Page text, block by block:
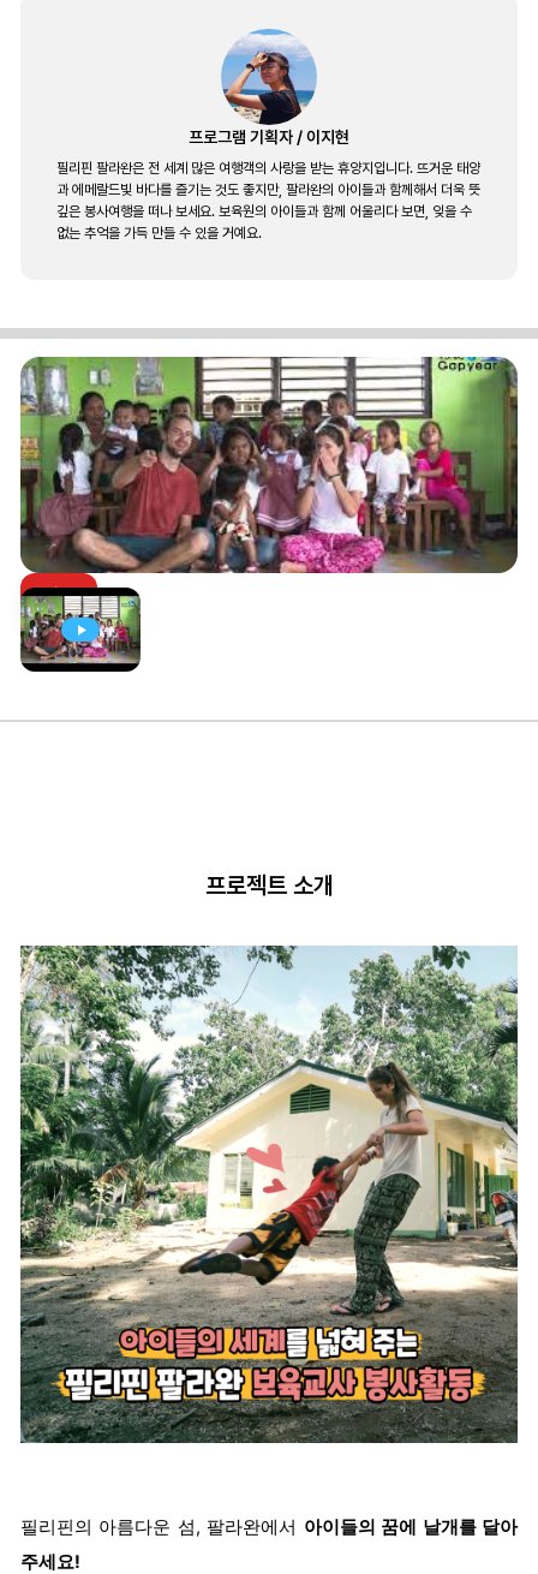
프로그램 기획자 /이지현
필리핀 팔라완은 전 세계 많은 여행객의 사랑을 받는 휴양지입니다. 뜨거운 태양
과 에메랄드빛 바다를 즐기는 것도 좋지만, 팔라완의 아이들과 함께해서 더욱 뜻
깊은 봉사여행을 떠나 보세요. 보육원의 아이들과 함께 어울리다 보면, 잊을 수
없는 추억을 가득 만들 수 있을 거예요.
프로젝트 소개
필리핀의 아름다운 섬, 팔라완에서 아이들의 꿈에 날개를 달아
주세요!